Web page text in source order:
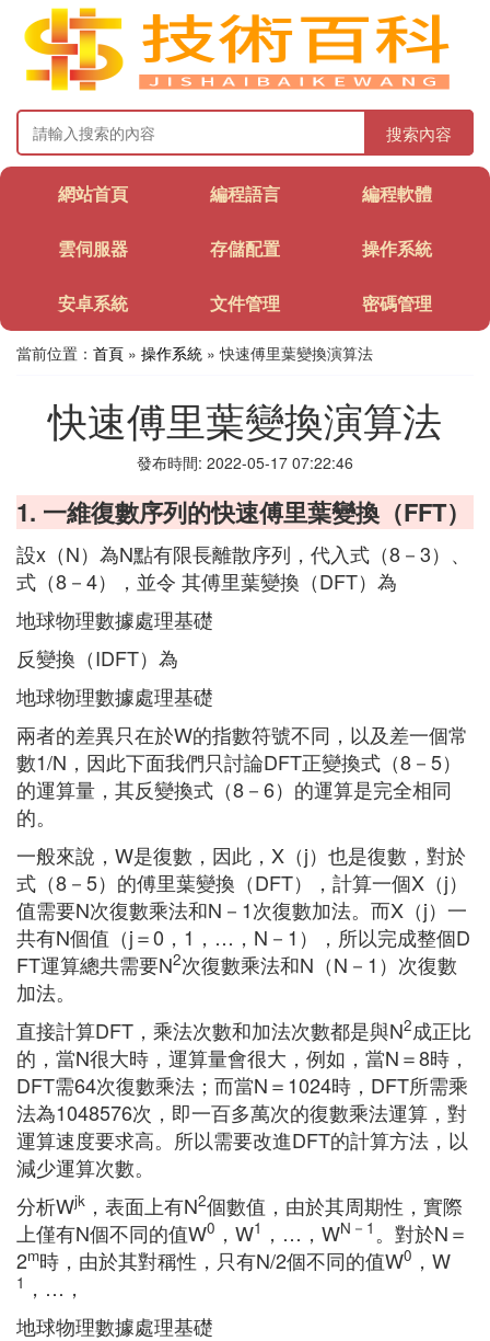
搜索內容
網站首頁 編程語言 編程軟體
雲伺服器 存儲配置 操作系統
安卓系統 文件管理 密碼管理
當前位置： 首頁 » 操作系統 » 快速傅里葉變換演算法
快速傅里葉變換演算法
發布時間: 2022-05-17 07:22:46
1. 一維復數序列的快速傅里葉變換（FFT）
設x（N）為N點有限長離散序列，代入式（8－3）、
式（8－4），並令 其傅里葉變換（DFT）為
地球物理數據處理基礎
反變換（IDFT）為
地球物理數據處理基礎
兩者的差異只在於W的指數符號不同，以及差一個常
數1/N，因此下面我們只討論DFT正變換式（8－5）
的運算量，其反變換式（8－6）的運算是完全相同
的。
一般來說，W是復數，因此，X（j）也是復數，對於
式（8－5）的傅里葉變換（DFT），計算一個X（j）
值需要N次復數乘法和N－1次復數加法。而X（j）一
共有N個值（j＝0，1，…，N－1），所以完成整個D
FT運算總共需要N2次復數乘法和N（N－1）次復數
加法。
直接計算DFT，乘法次數和加法次數都是與N2成正比
的，當N很大時，運算量會很大，例如，當N＝8時，
DFT需64次復數乘法；而當N＝1024時，DFT所需乘
法為1048576次，即一百多萬次的復數乘法運算，對
運算速度要求高。所以需要改進DFT的計算方法，以
減少運算次數。
分析Wjk ，表面上有N2個數值，由於其周期性，實際
上僅有N個不同的值W0 ，W1 ，…，WN－1 。對於N＝
2m時，由於其對稱性，只有N/2個不同的值W0 ，W
1 ，…，
地球物理數據處理基礎